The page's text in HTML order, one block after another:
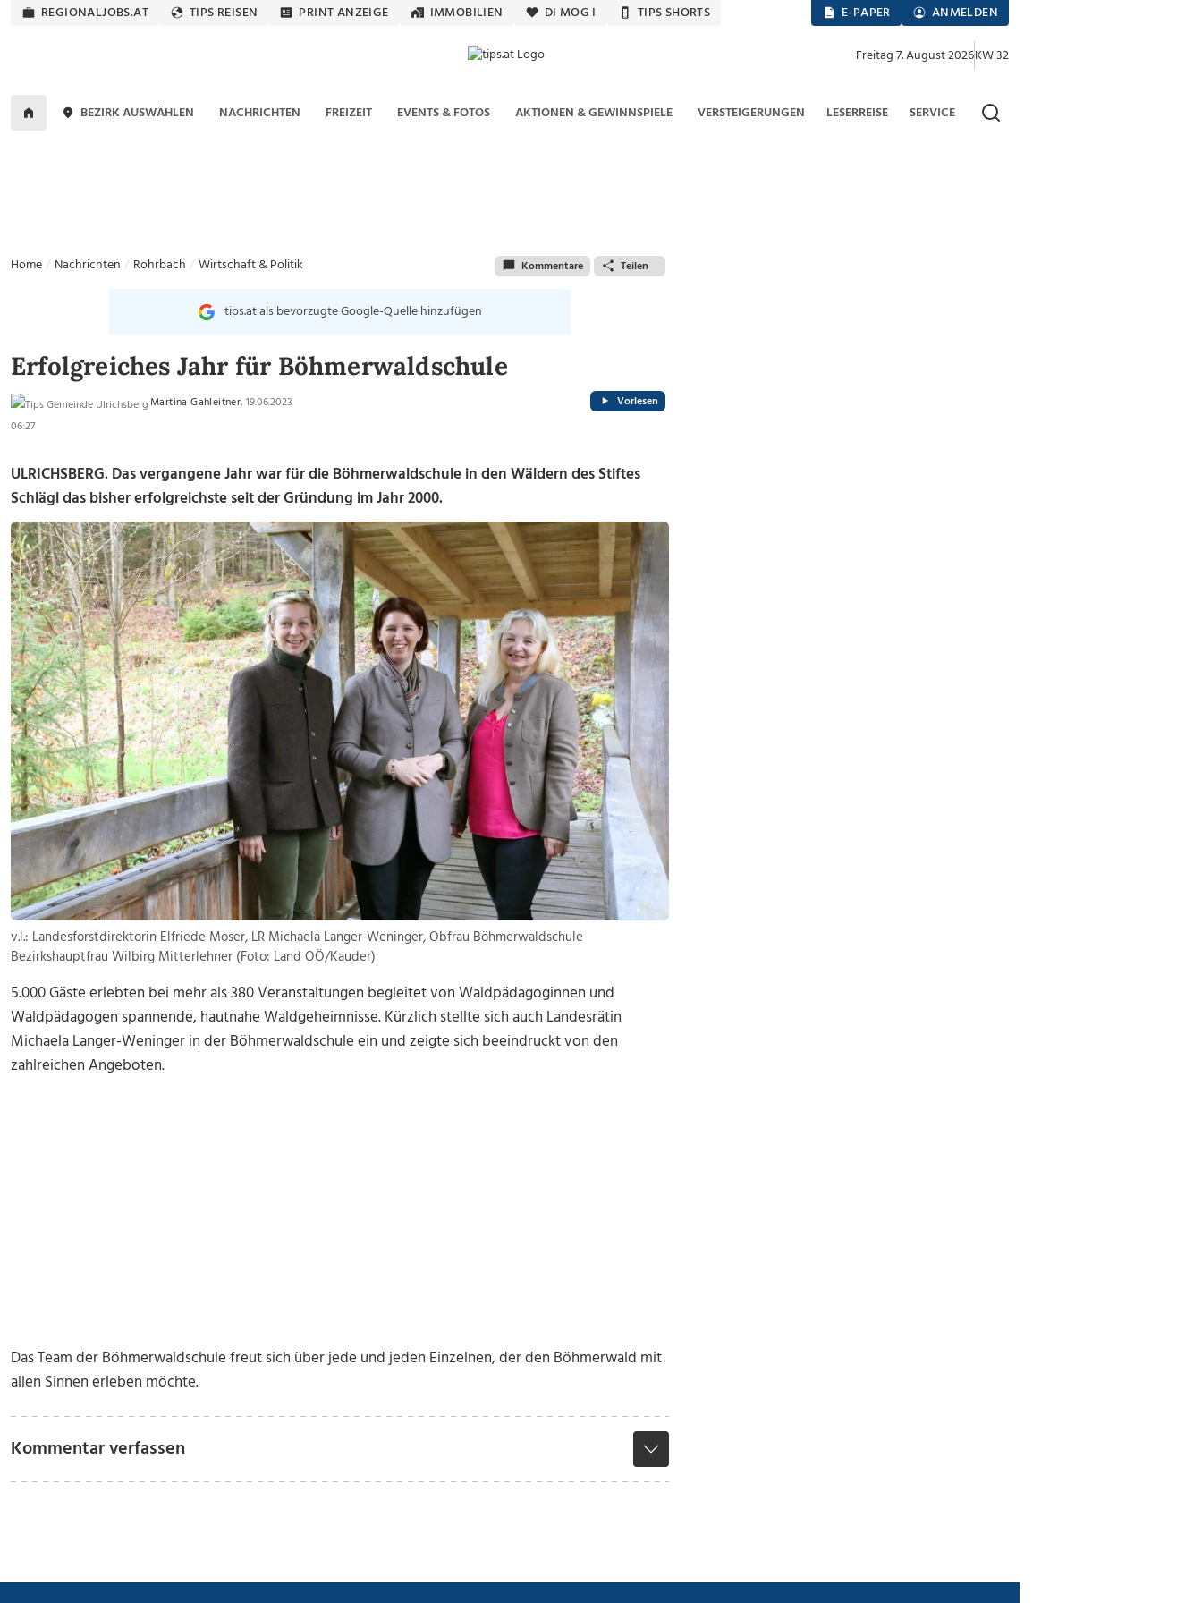
REGIONALJOBS.AT TIPS REISEN PRINT ANZEIGE IMMOBILIEN DI MOG I TIPS SHORTS E-PAPER ANMELDEN
Freitag 7. August 2026KW 32
BEZIRK AUSWÄHLEN NACHRICHTEN FREIZEIT EVENTS & FOTOS AKTIONEN & GEWINNSPIELE VERSTEIGERUNGEN LESERREISE SERVICE
Home Nachrichten Rohrbach Wirtschaft & Politik Kommentare Teilen
tips.at als bevorzugte Google-Quelle hinzufügen
Erfolgreiches Jahr für Böhmerwaldschule
Martina Gahleitner, 19.06.2023
06:27
Vorlesen
ULRICHSBERG. Das vergangene Jahr war für die Böhmerwaldschule in den Wäldern des Stiftes
Schlägl das bisher erfolgreichste seit der Gründung im Jahr 2000.
v.l.: Landesforstdirektorin Elfriede Moser, LR Michaela Langer-Weninger, Obfrau Böhmerwaldschule
Bezirkshauptfrau Wilbirg Mitterlehner (Foto: Land OÖ/Kauder)
5.000 Gäste erlebten bei mehr als 380 Veranstaltungen begleitet von Waldpädagoginnen und
Waldpädagogen spannende, hautnahe Waldgeheimnisse. Kürzlich stellte sich auch Landesrätin
Michaela Langer-Weninger in der Böhmerwaldschule ein und zeigte sich beeindruckt von den
zahlreichen Angeboten.
Das Team der Böhmerwaldschule freut sich über jede und jeden Einzelnen, der den Böhmerwald mit
allen Sinnen erleben möchte.
Kommentar verfassen